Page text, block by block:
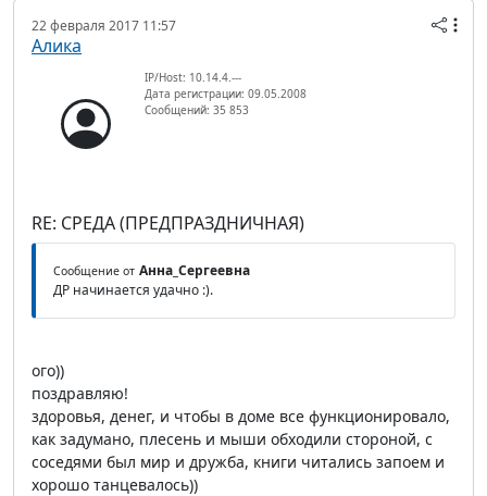
22 февраля 2017 11:57
Алика
IP/Host: 10.14.4.---
Дата регистрации: 09.05.2008
Сообщений: 35 853
RE: СРЕДА (ПРЕДПРАЗДНИЧНАЯ)
Сообщение от Анна_Сергеевна
ДР начинается удачно :).
ого))
поздравляю!
здоровья, денег, и чтобы в доме все функционировало,
как задумано, плесень и мыши обходили стороной, с
соседями был мир и дружба, книги читались запоем и
хорошо танцевалось))